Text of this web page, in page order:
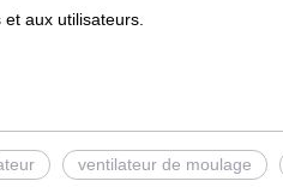
aux utilisateurs.
ventilateur de moulage